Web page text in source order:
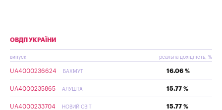
ОВДП УКРАЇНИ
випуск реальна дохідність, %
UA4000236624 БАХМУТ 16.06 %
UA4000235865 АЛУШТА 15.77 %
UA4000233704 НОВИЙ СВІТ 15.77 %